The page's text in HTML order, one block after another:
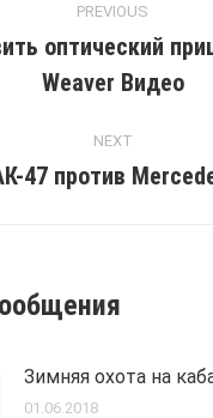
PREVIOUS
Previous
post:
оптический
Weaver Видео
NEXT
Next
47 против
Зимняя охота на
01.06.2018